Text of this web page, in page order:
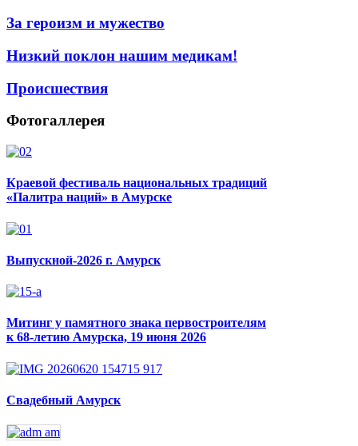
За героизм и мужество
Низкий поклон нашим медикам!
Происшествия
Фотогаллерея
Краевой фестиваль национальных традиций
«Палитра наций» в Амурске
Выпускной-2026 г. Амурск
Митинг у памятного знака первостроителям
к 68-летию Амурска, 19 июня 2026
Свадебный Амурск